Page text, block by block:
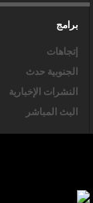
برامج
إتجاهات
الجنوبية حدث
النشرات الإخبارية
البث المباشر